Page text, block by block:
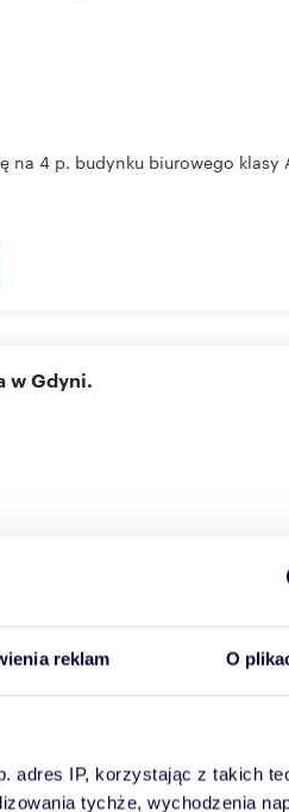
reklam O
adres IP, korzystając z takich
tychże, wychodzenia
4 p. budynku biurowego klasy
w Gdyni.
m2 z możliwością
Leszczynki